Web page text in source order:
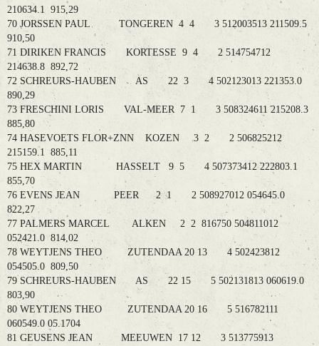
210634.1 915,29
70 JORSSEN PAUL TONGEREN 4 4 3 512003513 211509.5
910,50
71 DIRIKEN FRANCIS KORTESSE 9 4 2 514754712
214638.8 892,72
72 SCHREURS-HAUBEN AS 22 3 4 502123013 221353.0
890,29
73 FRESCHINI LORIS VAL-MEER 7 1 3 508324611 215208.3
885,80
74 HASEVOETS FLOR+ZNN KOZEN 3 2 2 506825212
215159.1 885,11
75 HEX MARTIN HASSELT 9 5 4 507373412 222803.1
855,70
76 EVENS JEAN PEER 2 1 2 508927012 054645.0
822,27
77 PALMERS MARCEL ALKEN 2 2 816750 504811012
052421.0 814,02
78 WEYTJENS THEO ZUTENDAA 20 13 4 502423812
054505.0 809,50
79 SCHREURS-HAUBEN AS 22 15 5 502131813 060619.0
803,90
80 WEYTJENS THEO ZUTENDAA 20 16 5 516782111
060549.0 05.1704
81 GEUSENS JEAN MEEUWEN 17 12 3 513775913